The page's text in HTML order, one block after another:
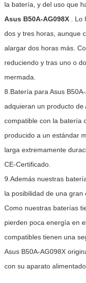
la batería, y del uso que
Asus B50A-AG098X . Lo
dos y tres horas, aunque
alargar dos horas más.
reduciendo y tras uno o
mermada.
8.Batería para Asus
adquieran un producto
compatible con la batería
producido a un estándar
larga extremamente
CE-Certificado.
9.Además nuestras
la posibilidad de una
Como nuestras baterías
pierden poca energía en
compatibles tienen una
Asus B50A-AG098X
con su aparato